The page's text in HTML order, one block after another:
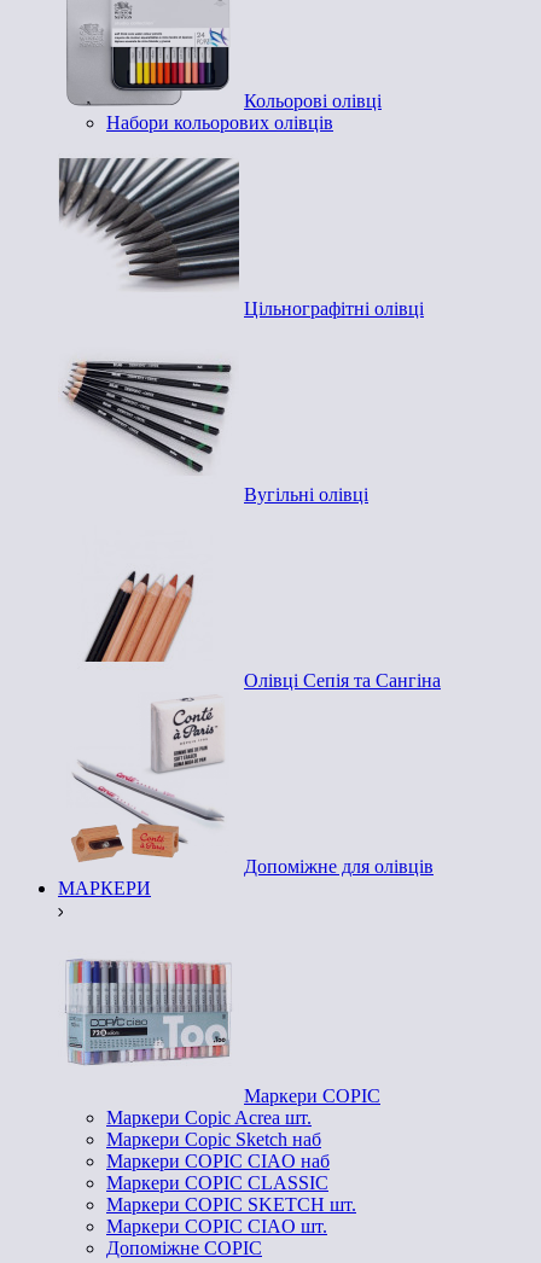
Кольорові олівці
Набори кольорових олівців
Цільнографітні олівці
Вугільні олівці
Олівці Сепія та Сангіна
Допоміжне для олівців
МАРКЕРИ
Маркери COPIC
Маркери Copic Acrea шт.
Маркери Copic Sketch наб
Маркери COPIC CIAO наб
Маркери COPIC CLASSIC
Маркери COPIC SKETCH шт.
Маркери COPIC CIAO шт.
Допоміжне COPIC